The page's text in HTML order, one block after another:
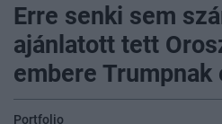
Erre senki sem
ajánlatott tett
embere Trumpnak
Portfolio